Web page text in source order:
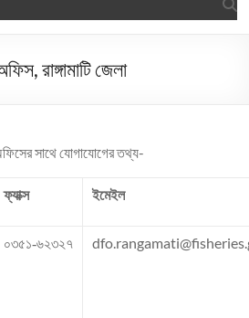
রাঙ্গামাটি জেলা
অফিসের সাথে যোগাযোগের তথ্য-
ফ্যাক্স ইমেইল
০৩৫১-৬২৩২৭